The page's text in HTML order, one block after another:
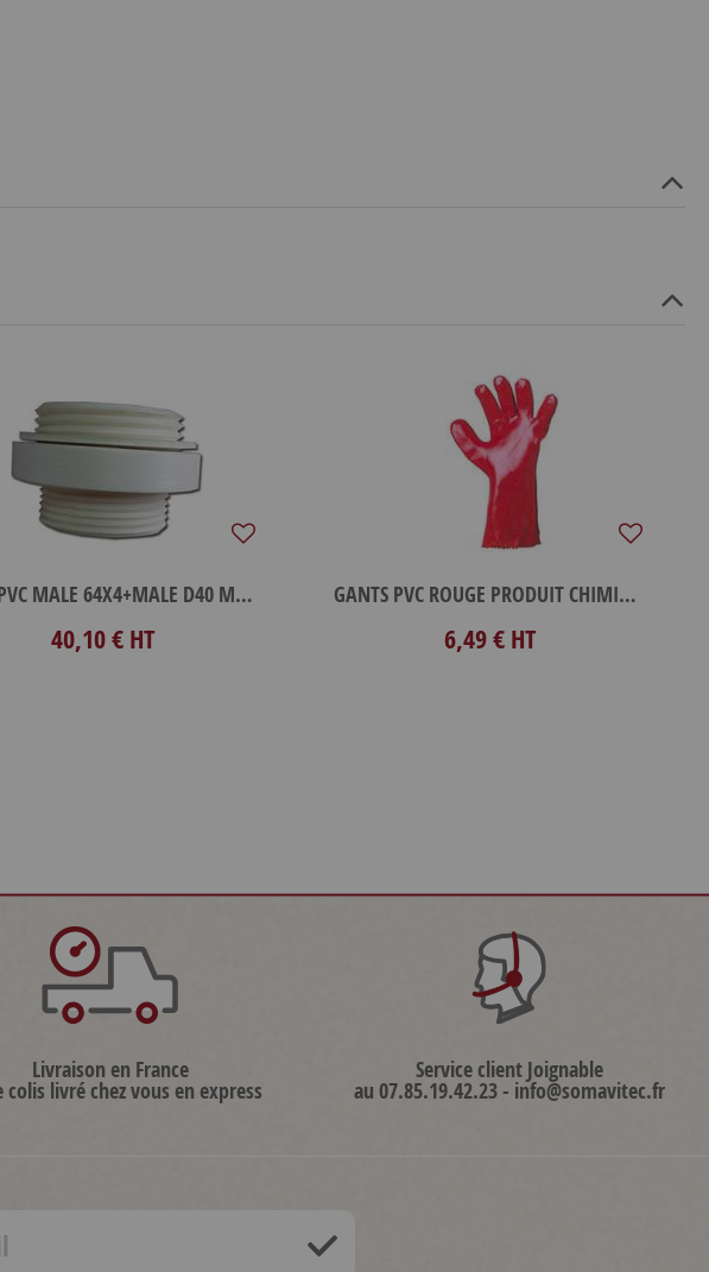
SIEGE PVC MALE 64X4+MALE D40 MACON
40,10 € HT
GANTS PVC ROUGE PRODUIT CHIMIQUE TAILLE 10
6,49 € HT
Livraison en France
colis livré chez vous en express
Service client Joignable
au 07.85.19.42.23 - info@somavitec.fr